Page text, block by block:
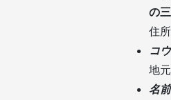
の
住
コ
地
名